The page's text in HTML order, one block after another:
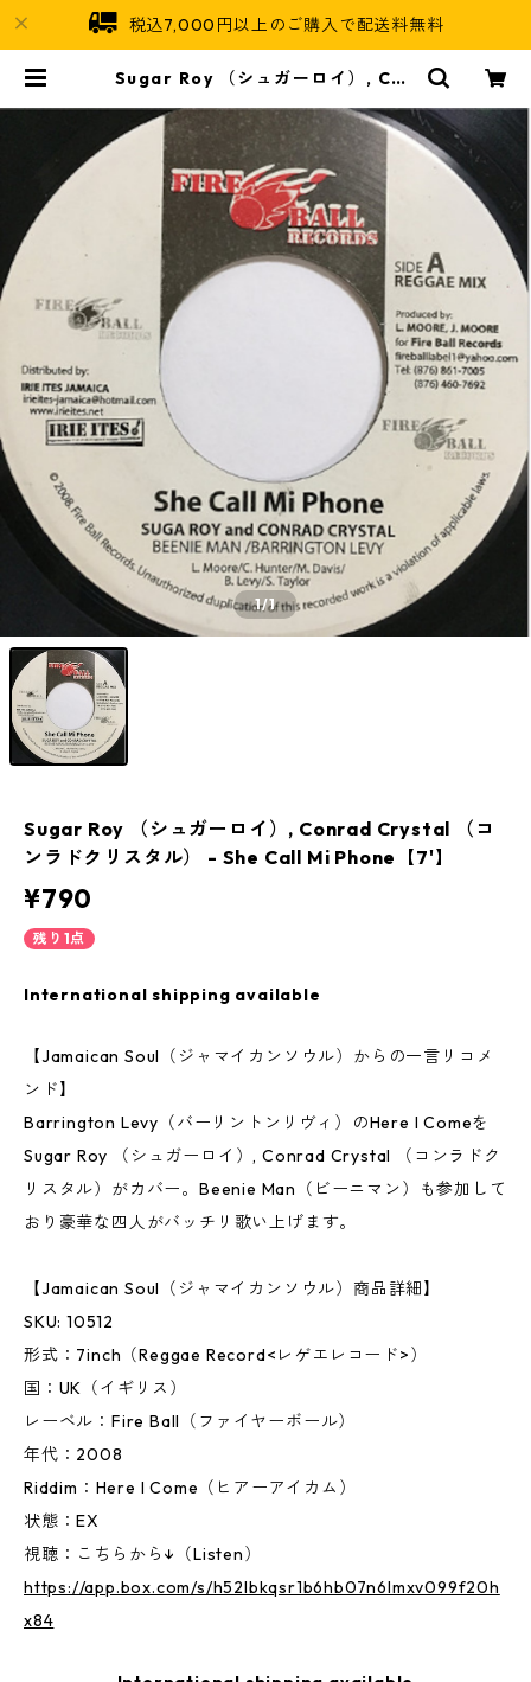
税込7,000円以上のご購入で配送料無料
Sugar Roy （シュガーロイ）, Con
ル） - She Call Mi Phone【7'】 |
Jamaican Soul
1/1
Sugar Roy （シュガーロイ）, Conrad Crystal （コ
ンラドクリスタル） - She Call Mi Phone【7'】
¥790
残り1点
International shipping available
【Jamaican Soul（ジャマイカンソウル）からの一言リコメ
ンド】
Barrington Levy（バーリントンリヴィ）のHere I Comeを
Sugar Roy （シュガーロイ）, Conrad Crystal （コンラドク
リスタル）がカバー。Beenie Man（ビーニマン）も参加して
おり豪華な四人がバッチリ歌い上げます。
【Jamaican Soul（ジャマイカンソウル）商品詳細】
SKU: 10512
形式：7inch（Reggae Record<レゲエレコード>）
国：UK（イギリス）
レーベル：Fire Ball（ファイヤーボール）
年代：2008
Riddim：Here I Come（ヒアーアイカム）
状態：EX
視聴：こちらから↓（Listen）
https://app.box.com/s/h52lbkqsr1b6hb07n6lmxv099f20h
x84